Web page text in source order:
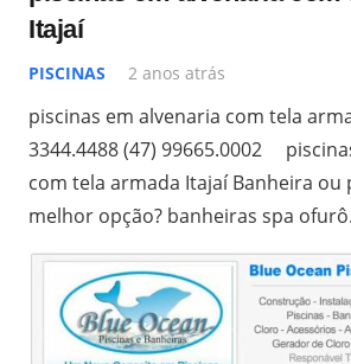
Itajaí
PISCINAS 2 anos atrás
piscinas em alvenaria com tela
3344.4488 (47) 99665.0002
com tela armada Itajaí Banheira ou
melhor opção? banheiras spa